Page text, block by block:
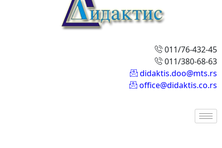
011/76-432-45
011/380-68-63
didaktis.doo@mts.rs
office@didaktis.co.rs